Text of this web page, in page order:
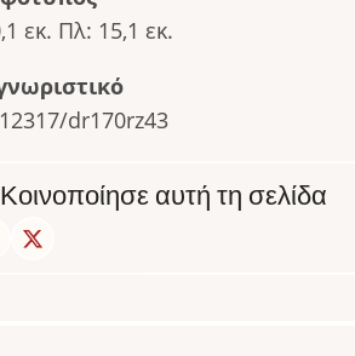
εκ. Πλ: 15,1 εκ.
dr170rz43
Κοινοποίησε αυτή τη σελίδα